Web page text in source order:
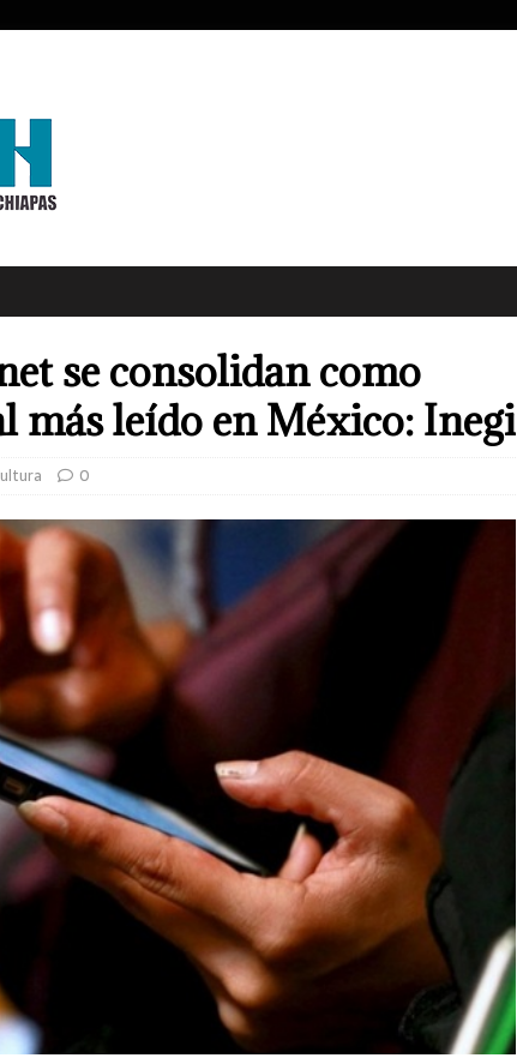
se consolidan como
más leído en México: Inegi
0